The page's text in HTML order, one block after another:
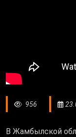
956
В Жамбылской